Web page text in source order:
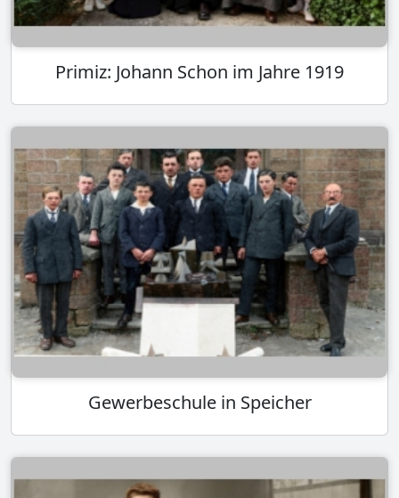
Primiz: Johann Schon im Jahre 1919
Gewerbeschule in Speicher